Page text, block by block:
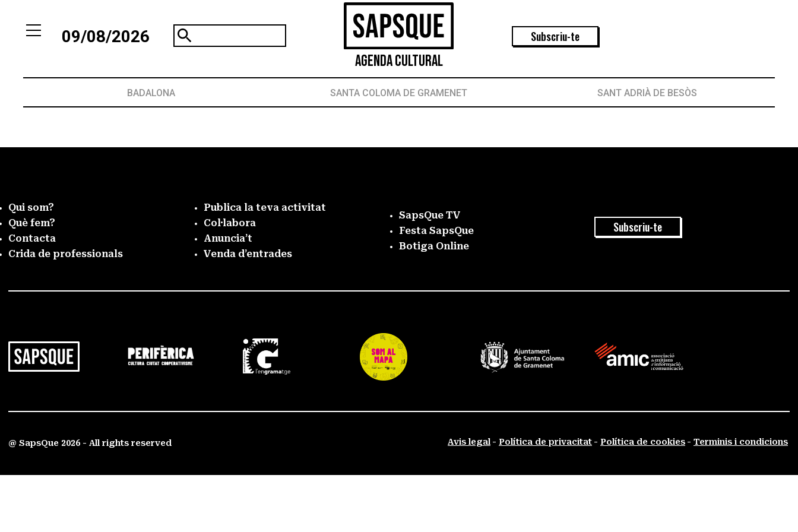
09/08/2026
Agenda Cultural
Subscriu-te
BADALONA SANTA COLOMA DE GRAMENET SANT ADRIÀ DE BESÒS
Qui som?
Què fem?
Contacta
Crida de professionals
Publica la teva activitat
Col·labora
Anuncia’t
Venda d’entrades
SapsQue TV
Festa SapsQue
Botiga Online
Subscriu-te
@ SapsQue 2026 - All rights reserved Avis legal Política de privacitat Política de cookies Terminis i condicions